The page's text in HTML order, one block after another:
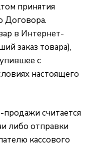
принятия
Договора.
в Интернет-
заказ товара),
с
настоящего
считается
либо отправки
кассового